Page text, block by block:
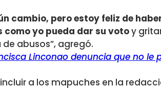
cambio, pero estoy feliz de
como yo pueda dar su votoy
abusos”, agregó.
Linconao denuncia que no le
a los mapuches en la